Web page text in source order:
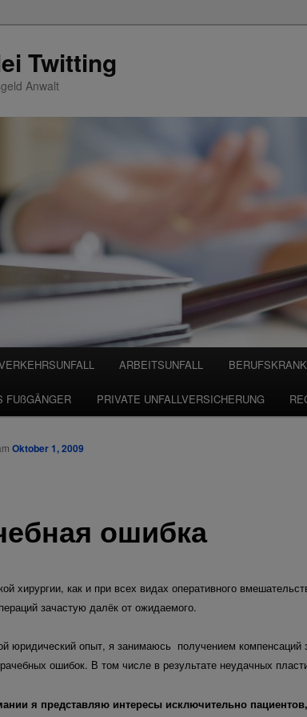
Twitting
Anwalt
ARBEITSUNFALL
FUßGÄNGER PRIVATE UNFALLVERSICHERUNG
ошибка
Oktober 1, 2009
хирургии, как и при всех видах оперативного
зачастую далёк от ожидаемого.
юридический опыт, я занимаюсь получением компенсаций
ошибок. В том числе в результате неудачных
я представляю интересы исключительно